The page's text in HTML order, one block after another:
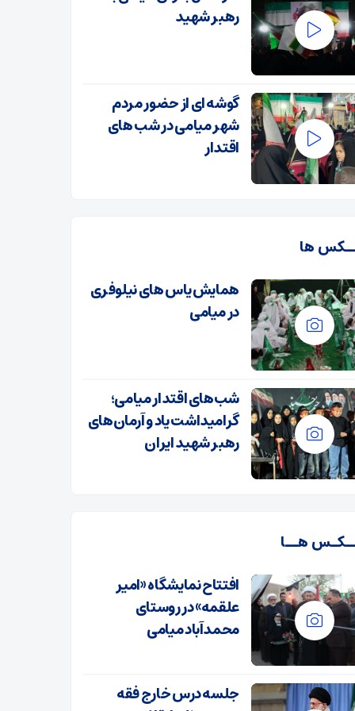
رهبر شهید
گوشه ای از حضور مردم
شهر میامی در شب های
اقتدار
ها
همایش یاس های نیلوفری
در میامی
شب‌های اقتدار میامی؛
گرامیداشت یاد و آرمان‌های
رهبر شهید ایران
هــا
افتتاح نمایشگاه «امیر
علقمه» در روستای
محمدآباد میامی
جلسه درس خارج فقه